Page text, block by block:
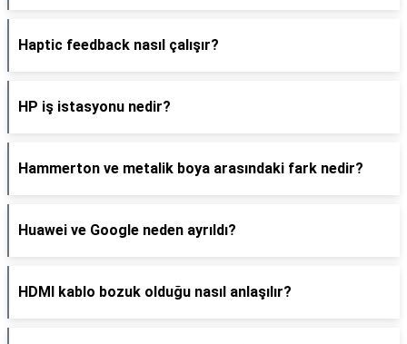
Haptic feedback nasıl çalışır?
HP iş istasyonu nedir?
Hammerton ve metalik boya arasındaki fark nedir?
Huawei ve Google neden ayrıldı?
HDMI kablo bozuk olduğu nasıl anlaşılır?